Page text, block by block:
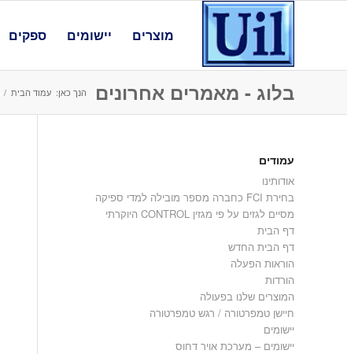
מוצרים יישומים ספקים
בלוג - מאמרים אחרונים הנך כאן: עמוד הבית /
עמודים
אודותינו
בחירת FCI כחברה מספר מובילה למדי ספיקה
מסיים לגזים על פי מגזין CONTROL היוקרתי
דף הבית
דף הבית החדש
הוראות הפעלה
הורדות
המוצרים שלנו בפעולה
חיישן טמפרטורה / רגש טמפרטורה
יישומים
יישומים – מערכת אויר דחוס